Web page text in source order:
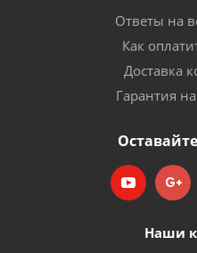
Ответы на
Как
Доставка
Гарантия
Наши